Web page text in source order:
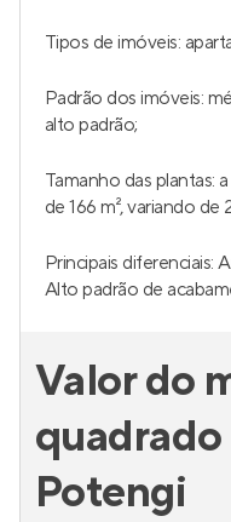
Tipos de imóveis:
Padrão dos imóveis:
alto padrão;
Tamanho das plantas:
de 166 m², variando de
Principais diferenciais:
Alto padrão de
Valor do
quadrado
Potengi